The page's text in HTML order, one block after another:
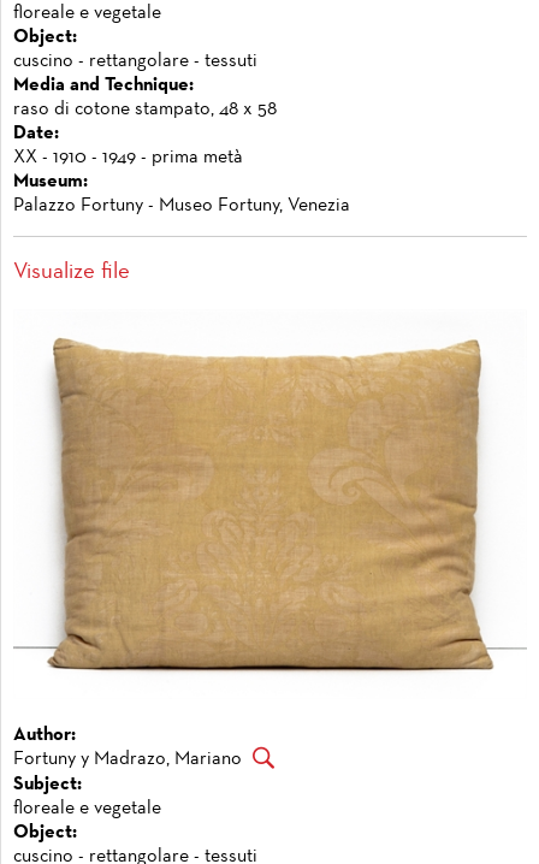
floreale e vegetale
Object:
cuscino - rettangolare - tessuti
Media and Technique:
raso di cotone stampato, 48 x 58
Date:
XX - 1910 - 1949 - prima metà
Museum:
Palazzo Fortuny - Museo Fortuny, Venezia
Visualize file
Author:
Fortuny y Madrazo, Mariano
Subject:
floreale e vegetale
Object:
cuscino - rettangolare - tessuti